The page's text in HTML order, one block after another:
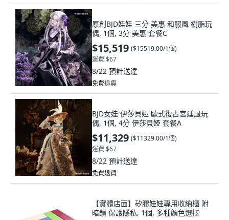
原創BJD娃娃 三分 美惠 和服風 樹脂玩
偶, 1個, 3分 美惠 套餐C
$15,519 ($15519.00/1個)
運費 $67
8/22 預計送達
免費退貨
BJD女娃 伊莎貝婭 歐式復古宮廷風玩
偶, 1個, 4分 伊莎貝婭 套餐A
$11,329 ($11329.00/1個)
運費 $67
8/22 預計送達
免費退貨
【實體店面】矽膠娃娃專用收納櫃 附
暗鎖 保護隱私, 1個, 多種顏色選擇